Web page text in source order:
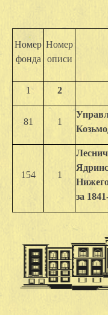
Номер
фонда
Номер
описи
1 2
81 1
154 1
за